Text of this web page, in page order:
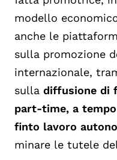
modello
anche le
sulla promozione
internazionale,
sulla diffusione di
part-time, a
finto lavoro
minare le tutele